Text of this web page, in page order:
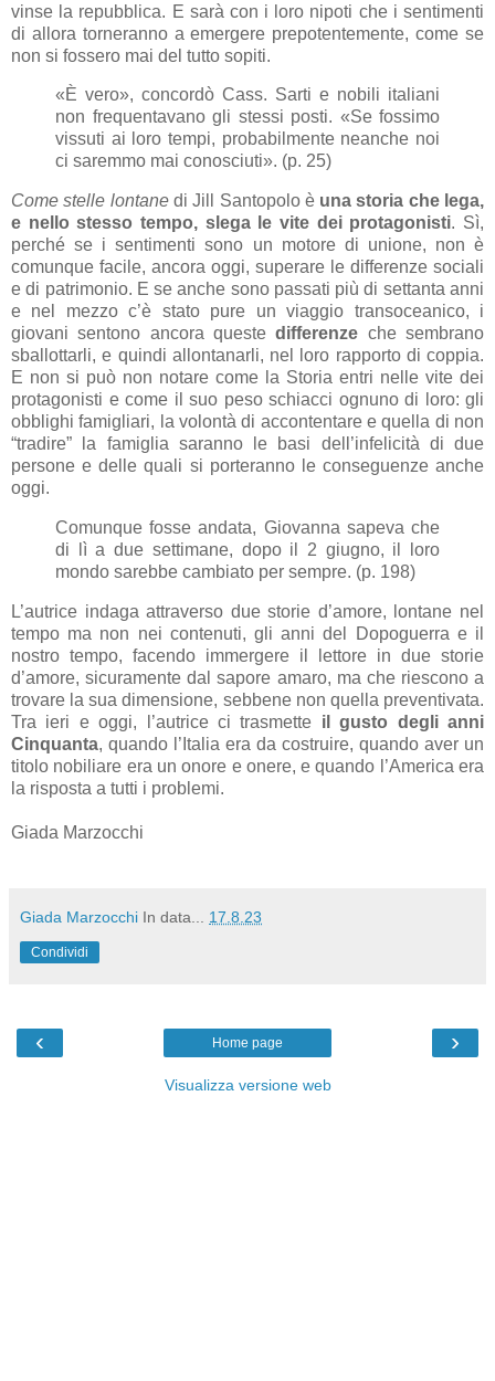
vinse la repubblica. E sarà con i loro nipoti che i sentimenti
di allora torneranno a emergere prepotentemente, come se
non si fossero mai del tutto sopiti.
«È vero», concordò Cass. Sarti e nobili italiani
non frequentavano gli stessi posti. «Se fossimo
vissuti ai loro tempi, probabilmente neanche noi
ci saremmo mai conosciuti». (p. 25)
Come stelle lontanedi Jill Santopolo è una storia che lega,
e nello stesso tempo, slega le vite dei protagonisti. Sì,
perché se i sentimenti sono un motore di unione, non è
comunque facile, ancora oggi, superare le differenze sociali
e di patrimonio. E se anche sono passati più di settanta anni
e nel mezzo c’è stato pure un viaggio transoceanico, i
giovani sentono ancora questedifferenze che sembrano
sballottarli, e quindi allontanarli, nel loro rapporto di coppia.
E non si può non notare come la Storia entri nelle vite dei
protagonisti e come il suo peso schiacci ognuno di loro: gli
obblighi famigliari, la volontà di accontentare e quella di non
“tradire” la famiglia saranno le basi dell’infelicità di due
persone e delle quali si porteranno le conseguenze anche
oggi.
Comunque fosse andata, Giovanna sapeva che
di lì a due settimane, dopo il 2 giugno, il loro
mondo sarebbe cambiato per sempre. (p. 198)
L’autrice indaga attraverso due storie d’amore, lontane nel
tempo ma non nei contenuti, gli anni del Dopoguerra e il
nostro tempo, facendo immergere il lettore in due storie
d’amore, sicuramente dal sapore amaro, ma che riescono a
trovare la sua dimensione, sebbene non quella preventivata.
Tra ieri e oggi, l’autrice ci trasmette il gusto degli anni
Cinquanta, quando l’Italia era da costruire, quando aver un
titolo nobiliare era un onore e onere, e quando l’America era
la risposta a tutti i problemi.
Giada Marzocchi
Giada Marzocchi In data... 17.8.23
Condividi
‹ ›
Home page
Visualizza versione web